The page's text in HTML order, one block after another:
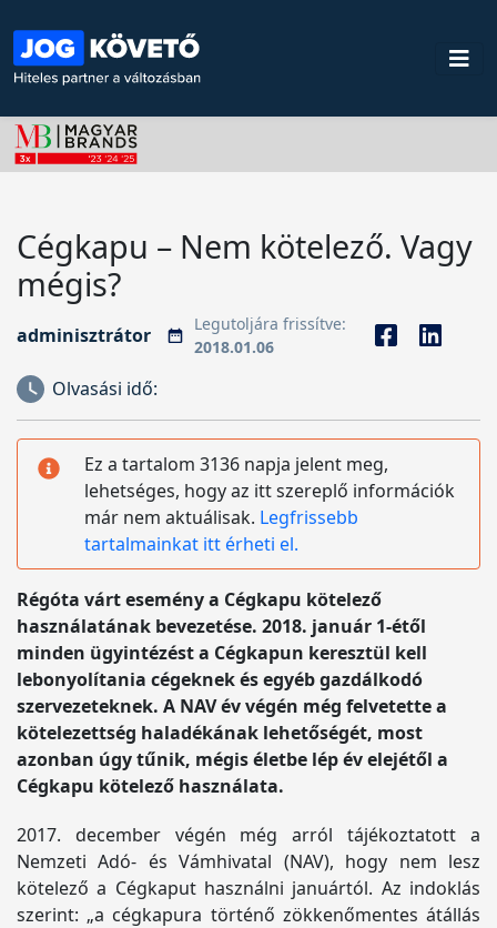
Cégkapu – Nem kötelező. Vagy
mégis?
adminisztrátor
Legutoljára frissítve:
2018.01.06
Olvasási idő:
Ez a tartalom 3136 napja jelent meg,
lehetséges, hogy az itt szereplő információk
már nem aktuálisak. Legfrissebb
tartalmainkat itt érheti el.
Régóta várt esemény a Cégkapu kötelező
használatának bevezetése. 2018. január 1-étől
minden ügyintézést a Cégkapun keresztül kell
lebonyolítania cégeknek és egyéb gazdálkodó
szervezeteknek. A NAV év végén még felvetette a
kötelezettség haladékának lehetőségét, most
azonban úgy tűnik, mégis életbe lép év elejétől a
Cégkapu kötelező használata.
2017. december végén még arról tájékoztatott a
Nemzeti Adó- és Vámhivatal (NAV), hogy nem lesz
kötelező a Cégkaput használni januártól. Az indoklás
szerint: „a cégkapura történő zökkenőmentes átállás